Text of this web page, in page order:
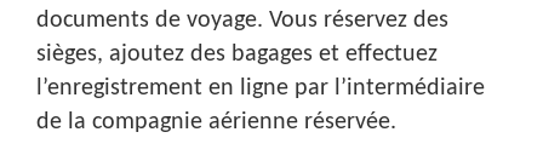
documents de voyage. Vous réservez des
sièges, ajoutez des bagages et effectuez
l’enregistrement en ligne par l’intermédiaire
de la compagnie aérienne réservée.